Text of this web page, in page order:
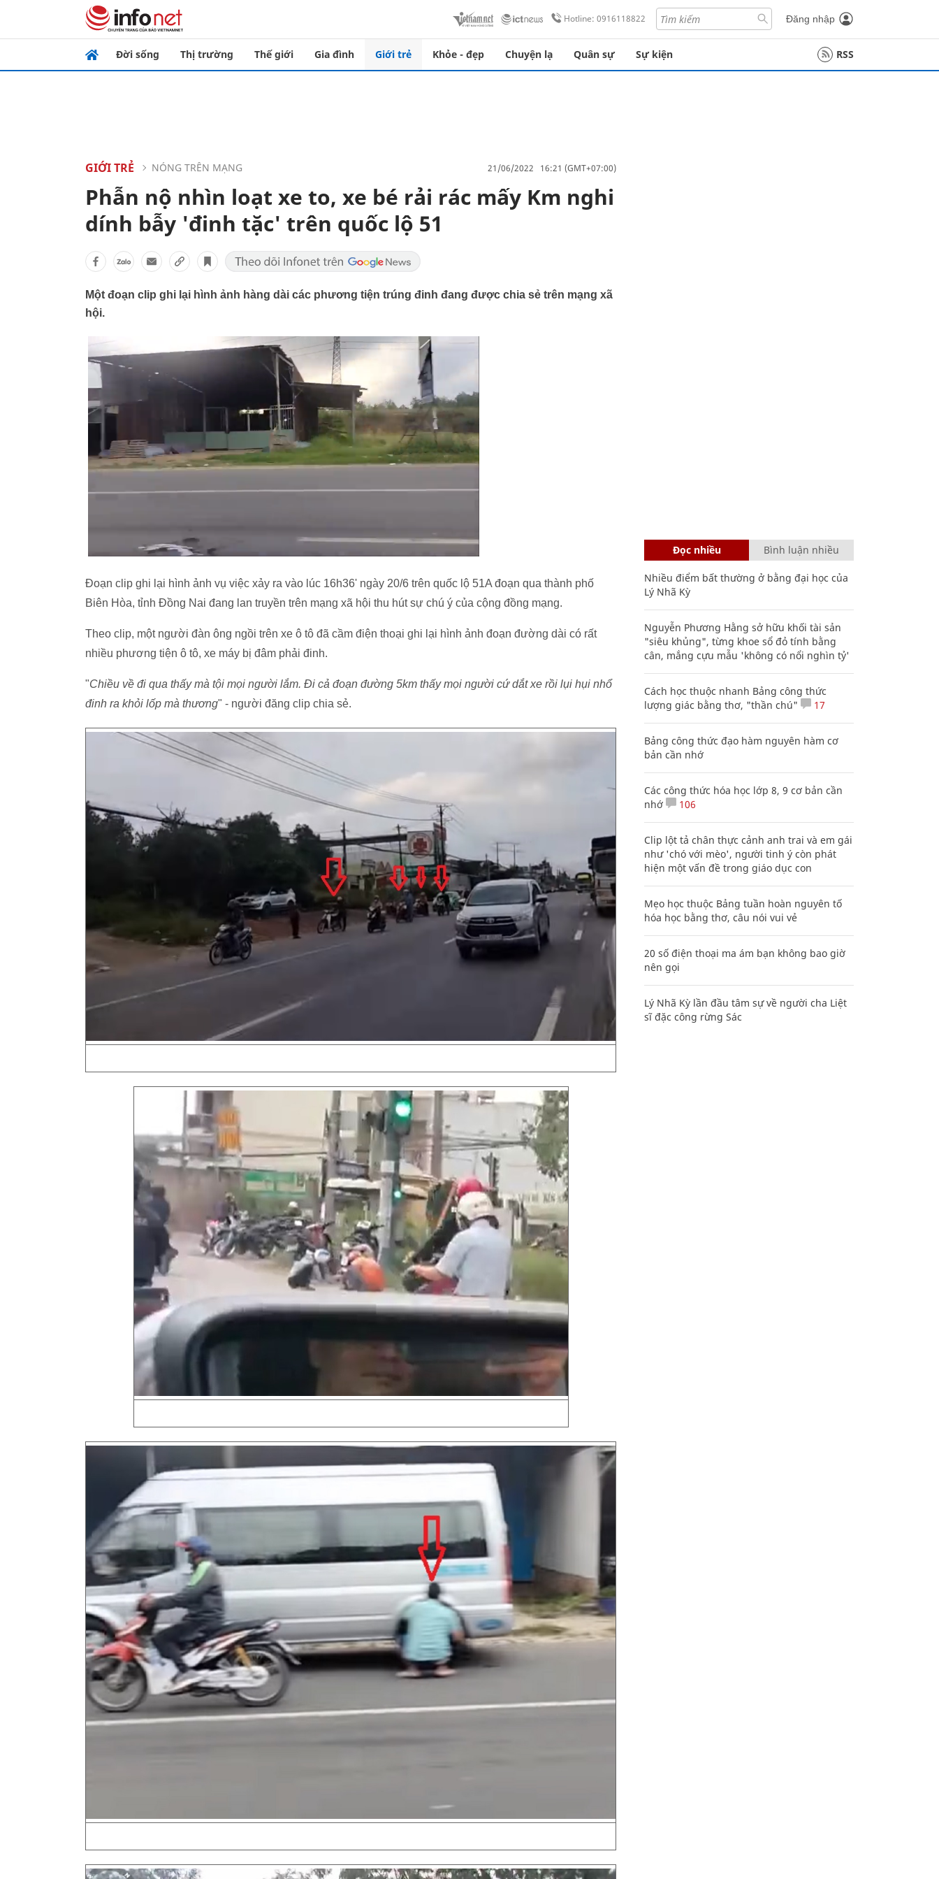
Hotline: 0916118822 Đăng nhập
Đời sống Thị trường Thế giới Gia đình Giới trẻ Khỏe - đẹp Chuyện lạ Quân sự Sự kiện RSS
GIỚI TRẺ NÓNG TRÊN MẠNG 21/06/2022 16:21 (GMT+07:00)
Phẫn nộ nhìn loạt xe to, xe bé rải rác mấy Km nghi
dính bẫy 'đinh tặc' trên quốc lộ 51
Một đoạn clip ghi lại hình ảnh hàng dài các phương tiện trúng đinh đang được chia sẻ trên mạng xã
hội.
Đoạn clip ghi lại hình ảnh vụ việc xảy ra vào lúc 16h36' ngày 20/6 trên quốc lộ 51A đoạn qua thành phố
Biên Hòa, tỉnh Đồng Nai đang lan truyền trên mạng xã hội thu hút sự chú ý của cộng đồng mạng.
Theo clip, một người đàn ông ngồi trên xe ô tô đã cầm điện thoại ghi lại hình ảnh đoạn đường dài có rất
nhiều phương tiện ô tô, xe máy bị đâm phải đinh.
"Chiều về đi qua thấy mà tội mọi người lắm. Đi cả đoạn đường 5km thấy mọi người cứ dắt xe rồi lụi hụi nhổ
đinh ra khỏi lốp mà thương" - người đăng clip chia sẻ.
Đọc nhiều Bình luận nhiều
Nhiều điểm bất thường ở bằng đại học của
Lý Nhã Kỳ
Nguyễn Phương Hằng sở hữu khối tài sản
"siêu khủng", từng khoe sổ đỏ tính bằng
cân, mắng cựu mẫu 'không có nổi nghìn tỷ'
Cách học thuộc nhanh Bảng công thức
lượng giác bằng thơ, "thần chú"
17
Bảng công thức đạo hàm nguyên hàm cơ
bản cần nhớ
Các công thức hóa học lớp 8, 9 cơ bản cần
nhớ
106
Clip lột tả chân thực cảnh anh trai và em gái
như 'chó với mèo', người tinh ý còn phát
hiện một vấn đề trong giáo dục con
Mẹo học thuộc Bảng tuần hoàn nguyên tố
hóa học bằng thơ, câu nói vui vẻ
20 số điện thoại ma ám bạn không bao giờ
nên gọi
Lý Nhã Kỳ lần đầu tâm sự về người cha Liệt
sĩ đặc công rừng Sác